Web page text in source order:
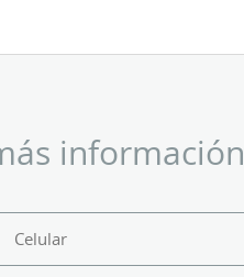
información